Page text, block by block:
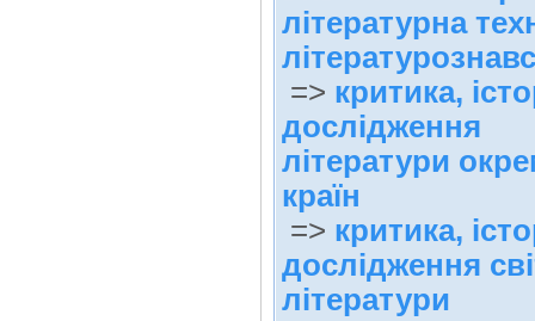
літературна
=> критика,
дослідження
літератури
країн
=> критика,
дослідження
літератури